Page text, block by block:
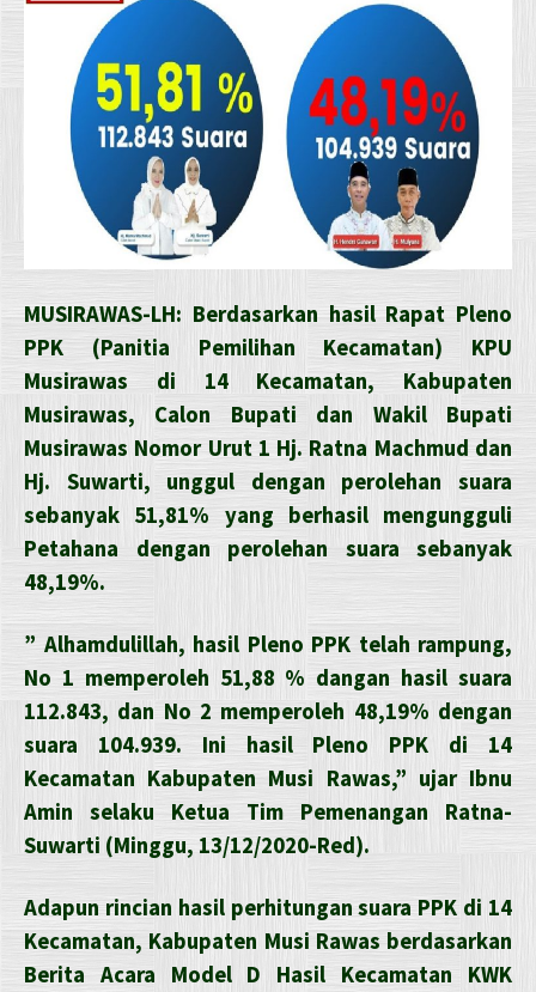
MUSIRAWAS-LH: Berdasarkan hasil Rapat Pleno
PPK (Panitia Pemilihan Kecamatan) KPU
Musirawas di 14 Kecamatan, Kabupaten
Musirawas, Calon Bupati dan Wakil Bupati
Musirawas Nomor Urut 1 Hj. Ratna Machmud dan
Hj. Suwarti, unggul dengan perolehan suara
sebanyak 51,81% yang berhasil mengungguli
Petahana dengan perolehan suara sebanyak
48,19%.
” Alhamdulillah, hasil Pleno PPK telah rampung,
No 1 memperoleh 51,88 % dangan hasil suara
112.843, dan No 2 memperoleh 48,19% dengan
suara 104.939. Ini hasil Pleno PPK di 14
Kecamatan Kabupaten Musi Rawas,” ujar Ibnu
Amin selaku Ketua Tim Pemenangan Ratna-
Suwarti (Minggu, 13/12/2020-Red).
Adapun rincian hasil perhitungan suara PPK di 14
Kecamatan, Kabupaten Musi Rawas berdasarkan
Berita Acara Model D Hasil Kecamatan KWK